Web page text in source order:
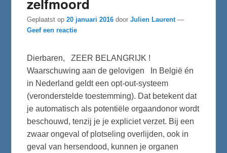
zelfmoord
Geplaatst op20 januari 2016 doorJulien Laurent —
Geef een reactie
Dierbaren, ZEER BELANGRIJK !
Waarschuwing aan de gelovigen In België én
in Nederland geldt een opt-out-systeem
(veronderstelde toestemming). Dat betekent dat
je automatisch als potentiële orgaandonor wordt
beschouwd, tenzij je je expliciet verzet. Bij een
zwaar ongeval of plotseling overlijden, ook in
geval van hersendood, kunnen je organen